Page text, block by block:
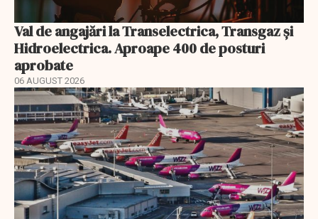
Val de angajări la Transelectrica, Transgaz și
Hidroelectrica. Aproape 400 de posturi
aprobate
06 AUGUST 2026